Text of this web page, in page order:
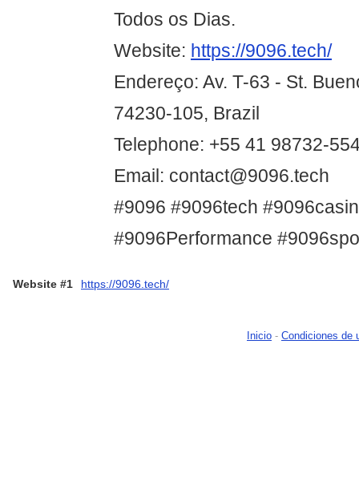
Todos os Dias.
Website: https://9096.tech/
Endereço: Av. T-63 - St.
74230-105, Brazil
Telephone: +55 41 98732-
Email: contact@9096.tech
#9096 #9096tech
#9096Performance
Website #1 https://9096.tech/
Inicio - Condiciones de